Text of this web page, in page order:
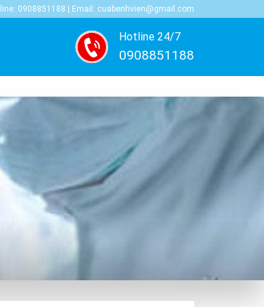
0908851188 | Email: cuabenhvien@gmail.com
Hotline 24/7
0908851188